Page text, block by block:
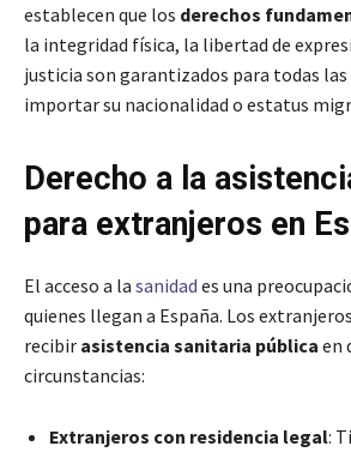
establecen que los derechos
la integridad física, la libertad de
justicia son garantizados para todas las
importar su nacionalidad o estatus
Derecho a la
para extranjeros en
El acceso a la sanidad es una
quienes llegan a España. Los
recibir asistencia sanitaria pública en
circunstancias:
Extranjeros con residencia legal: